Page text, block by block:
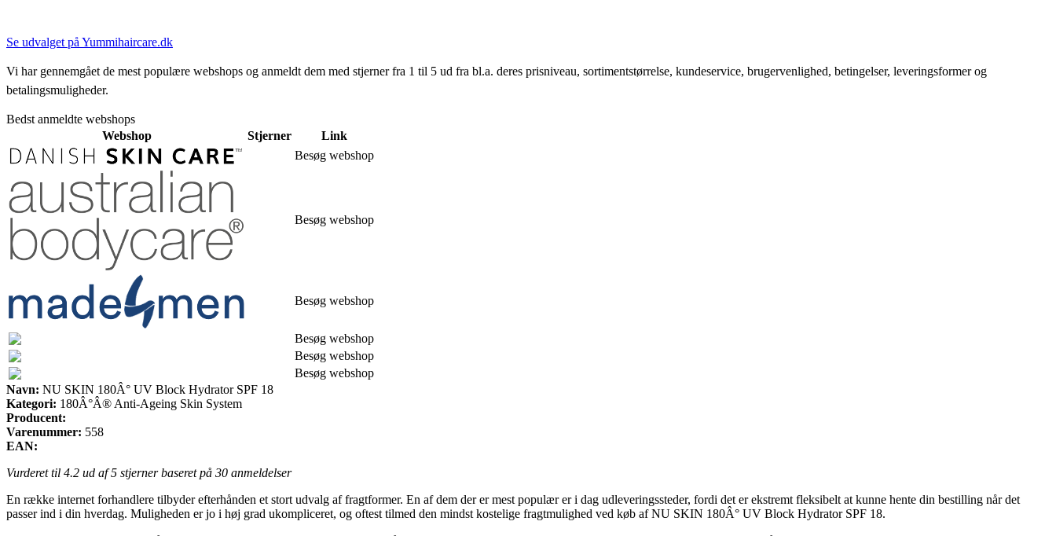
Se udvalget på Yummihaircare.dk
Vi har gennemgået de mest populære webshops og anmeldt dem med stjerner fra 1 til 5 ud fra bl.a. deres prisniveau, sortimentstørrelse, kundeservice, brugervenlighed, betingelser, leveringsformer og
betalingsmuligheder.
Bedst anmeldte webshops
Webshop
Stjerner
Link
Besøg webshop
Besøg webshop
Besøg webshop
Besøg webshop
Besøg webshop
Besøg webshop
Navn: NU SKIN 180Â° UV Block Hydrator SPF 18
Kategori: 180Â°Â® Anti-Ageing Skin System
Producent:
Varenummer: 558
EAN:
Vurderet til 4.2 ud af 5 stjerner baseret på 30 anmeldelser
En række internet forhandlere tilbyder efterhånden et stort udvalg af fragtformer. En af dem der er mest populær er i dag udleveringssteder, fordi det er ekstremt fleksibelt at kunne hente din bestilling når det
passer ind i din hverdag. Muligheden er jo i høj grad ukompliceret, og oftest tilmed den mindst kostelige fragtmulighed ved køb af NU SKIN 180Â° UV Block Hydrator SPF 18.